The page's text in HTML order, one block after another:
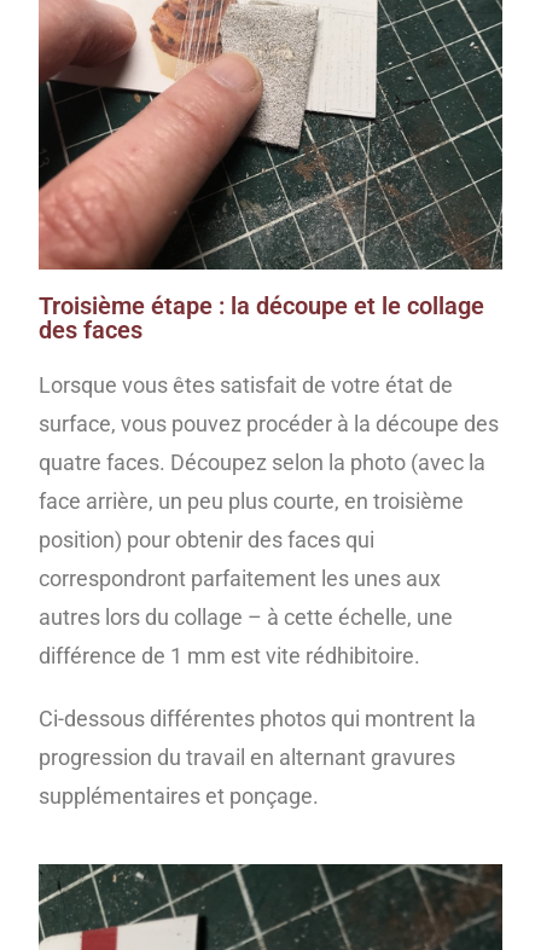
Troisième étape : la découpe et le collage
des faces
Lorsque vous êtes satisfait de votre état de
surface, vous pouvez procéder à la découpe des
quatre faces. Découpez selon la photo (avec la
face arrière, un peu plus courte, en troisième
position) pour obtenir des faces qui
correspondront parfaitement les unes aux
autres lors du collage – à cette échelle, une
différence de 1 mm est vite rédhibitoire.
Ci-dessous différentes photos qui montrent la
progression du travail en alternant gravures
supplémentaires et ponçage.